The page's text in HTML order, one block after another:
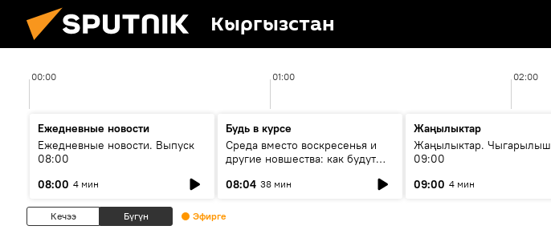
Кыргызстан
00:00 01:00 02:00
Ежедневные новости
Ежедневные новости. Выпуск
08:00
08:00 4 мин
Будь в курсе
Среда вместо воскресенья и
другие новшества: как будут
08:04 38 мин
Жаңылыктар
Жаңылыктар. Чыгарылыш
09:00
09:00 4 мин
Кечээ Бүгүн Эфирге